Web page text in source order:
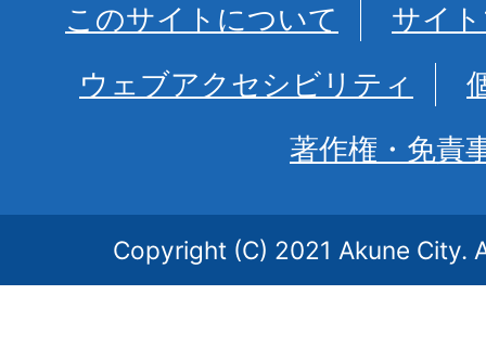
このサイトについて
サイ
ウェブアクセシビリティ
著作権・免責
Copyright (C) 2021 Akune City.